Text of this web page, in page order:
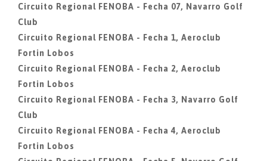
Circuito Regional FENOBA - Fecha 07, Navarro Golf
Club
Circuito Regional FENOBA - Fecha 1, Aeroclub
Fortin Lobos
Circuito Regional FENOBA - Fecha 2, Aeroclub
Fortin Lobos
Circuito Regional FENOBA - Fecha 3, Navarro Golf
Club
Circuito Regional FENOBA - Fecha 4, Aeroclub
Fortin Lobos